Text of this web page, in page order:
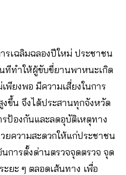
เฉลิมฉลองปีใหม่ ประชาชน
ทีทำให้ผู้ขับขี่ยานพาหนะเกิด
พียงพอ มีความเสี่ยงในการ
ขึ้น จึงได้ประสานทุกจังหวัด
ป้องกันและลดอุบัติเหตุทาง
ยความสะดวกให้แก่ประชาชน
การตั้งด่านตรวจจุดตรวจ จุด
ยะ ๆ ตลอดเส้นทาง เพื่อ